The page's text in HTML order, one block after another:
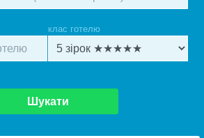
клас готелю
Шукати